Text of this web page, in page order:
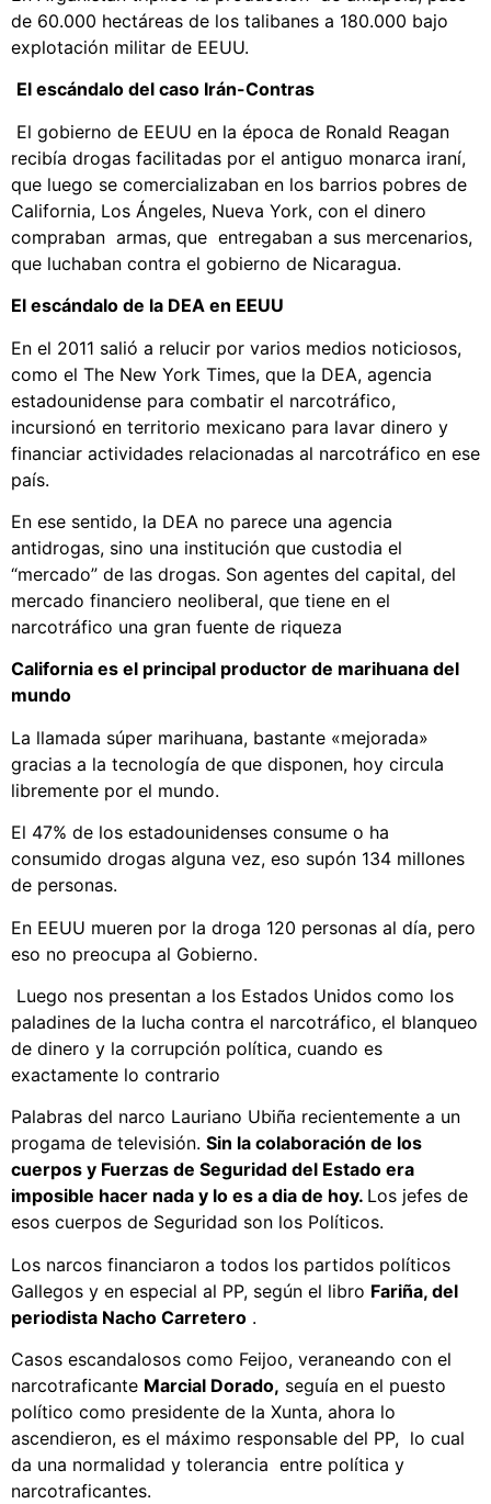
de 60.000 hectáreas de los talibanes a 180.000 bajo
explotación militar de EEUU.
El escándalo del caso Irán-Contras
El gobierno de EEUU en la época de Ronald Reagan
recibía drogas facilitadas por el antiguo monarca iraní,
que luego se comercializaban en los barrios pobres de
California, Los Ángeles, Nueva York, con el dinero
compraban armas, que entregaban a sus mercenarios,
que luchaban contra el gobierno de Nicaragua.
El escándalo de la DEA en EEUU
En el 2011 salió a relucir por varios medios noticiosos,
como el The New York Times, que la DEA, agencia
estadounidense para combatir el narcotráfico,
incursionó en territorio mexicano para lavar dinero y
financiar actividades relacionadas al narcotráfico en ese
país.
En ese sentido, la DEA no parece una agencia
antidrogas, sino una institución que custodia el
“mercado” de las drogas. Son agentes del capital, del
mercado financiero neoliberal, que tiene en el
narcotráfico una gran fuente de riqueza
California es el principal productor de marihuana del
mundo
La llamada súper marihuana, bastante «mejorada»
gracias a la tecnología de que disponen, hoy circula
libremente por el mundo.
El 47% de los estadounidenses consume o ha
consumido drogas alguna vez, eso supón 134 millones
de personas.
En EEUU mueren por la droga 120 personas al día, pero
eso no preocupa al Gobierno.
Luego nos presentan a los Estados Unidos como los
paladines de la lucha contra el narcotráfico, el blanqueo
de dinero y la corrupción política, cuando es
exactamente lo contrario
Palabras del narco Lauriano Ubiña recientemente a un
progama de televisión. Sin la colaboración de los
cuerpos y Fuerzas de Seguridad del Estado era
imposible hacer nada y lo es a dia de hoy. Los jefes de
esos cuerpos de Seguridad son los Políticos.
Los narcos financiaron a todos los partidos políticos
Gallegos y en especial al PP, según el libro Fariña, del
periodista Nacho Carretero .
Casos escandalosos como Feijoo, veraneando con el
narcotraficante Marcial Dorado, seguía en el puesto
político como presidente de la Xunta, ahora lo
ascendieron, es el máximo responsable del PP, lo cual
da una normalidad y tolerancia entre política y
narcotraficantes.